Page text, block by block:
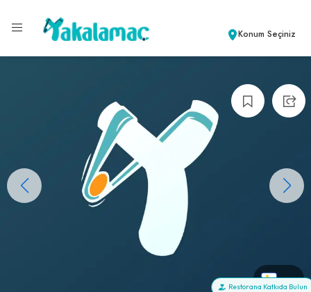
Konum Seçiniz
+0
Restorana Katkıda Bulun